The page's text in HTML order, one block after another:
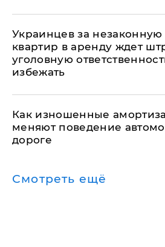
Украинцев за незаконную
квартир в аренду ждет
уголовную
избежать
Как изношенные
меняют поведение
дороге
Смотреть ещё